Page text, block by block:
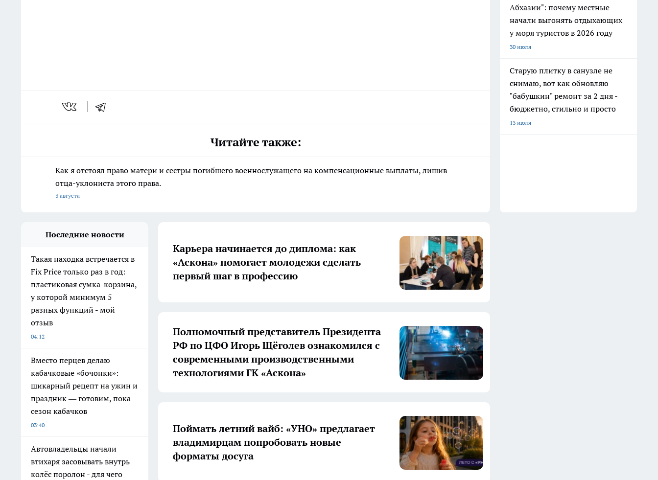
Читайте также:
Как я отстоял право матери и сестры погибшего военнослужащего на компенсационные выплаты, лишив
отца-уклониста этого права.
3 августа
Абхазии": почему местные
начали выгонять отдыхающих
у моря туристов в 2026 году
30 июля
Старую плитку в санузле не
снимаю, вот как обновляю
"бабушкин" ремонт за 2 дня -
бюджетно, стильно и просто
13 июля
Последние новости
Такая находка встречается в
Fix Price только раз в год:
пластиковая сумка-корзина,
у которой минимум 5
разных функций - мой
отзыв
04:12
Вместо перцев делаю
кабачковые «бочонки»:
шикарный рецепт на ужин и
праздник — готовим, пока
сезон кабачков
03:40
Автовладельцы начали
втихаря засовывать внутрь
колёс поролон - для чего
Карьера начинается до диплома: как
«Аскона» помогает молодежи сделать
первый шаг в профессию
Полномочный представитель Президента
РФ по ЦФО Игорь Щёголев ознакомился с
современными производственными
технологиями ГК «Аскона»
Поймать летний вайб: «УНО» предлагает
владимирцам попробовать новые
форматы досуга